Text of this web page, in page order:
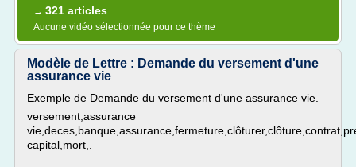
→ 321 articles
Aucune vidéo sélectionnée pour ce thème
Modèle de Lettre : Demande du versement d'une
assurance vie
Exemple de Demande du versement d'une assurance vie.
versement,assurance
capital,mort,.